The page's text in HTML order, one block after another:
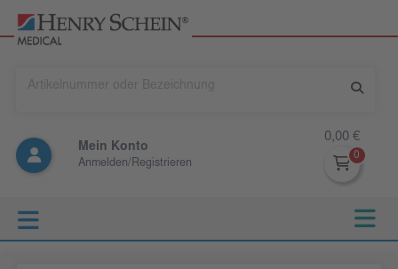
Mein Konto
Anmelden/Registrieren
0,00 €